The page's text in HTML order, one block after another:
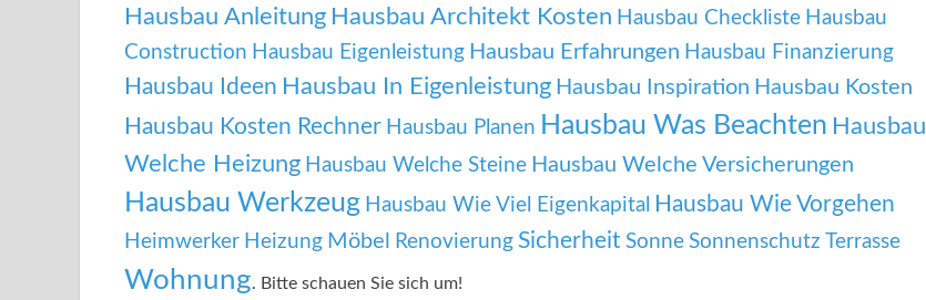
Hausbau Anleitung Hausbau Architekt Kosten Hausbau Checkliste Hausbau
Construction Hausbau Eigenleistung Hausbau Erfahrungen Hausbau Finanzierung
Hausbau Ideen Hausbau In Eigenleistung Hausbau Inspiration Hausbau Kosten
Hausbau Kosten Rechner Hausbau Planen Hausbau Was Beachten Hausbau
Welche Heizung Hausbau Welche Steine Hausbau Welche Versicherungen
Hausbau Werkzeug Hausbau Wie Viel Eigenkapital Hausbau Wie Vorgehen
Heimwerker Heizung Möbel Renovierung Sicherheit Sonne Sonnenschutz Terrasse
Wohnung. Bitte schauen Sie sich um!